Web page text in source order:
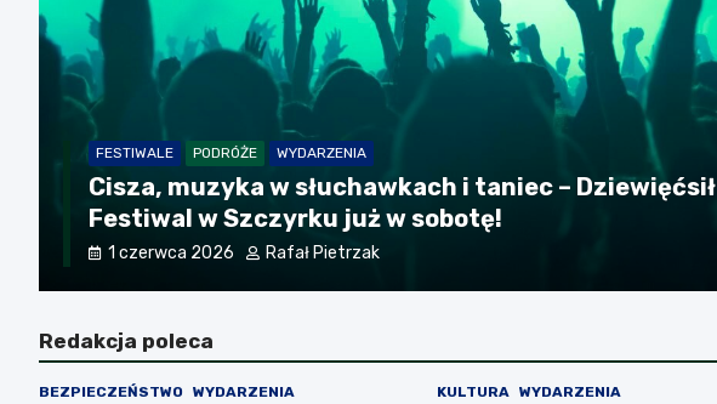
FESTIWALE PODRÓŻE WYDARZENIA
Cisza, muzyka w słuchawkach i taniec – Dziewięćsił
Festiwal w Szczyrku już w sobotę!
1 czerwca 2026 Rafał Pietrzak
Redakcja poleca
BEZPIECZEŃSTWO WYDARZENIA KULTURA WYDARZENIA